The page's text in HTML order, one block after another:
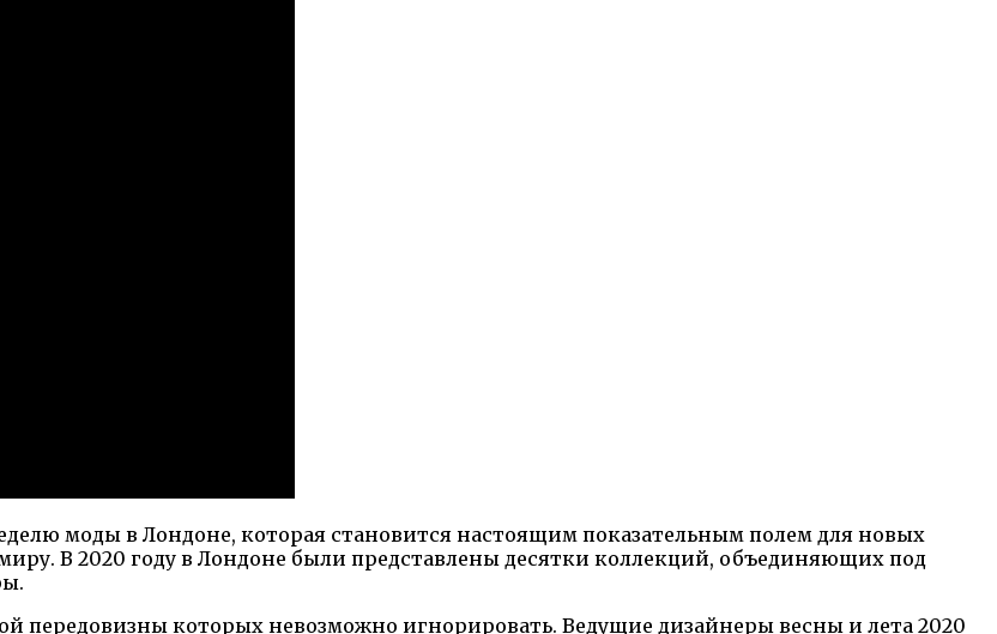
моды в Лондоне, которая становится настоящим показательным полем для новых
В 2020 году в Лондоне были представлены десятки коллекций, объединяющих под
передовизны которых невозможно игнорировать. Ведущие дизайнеры весны и лета 2020